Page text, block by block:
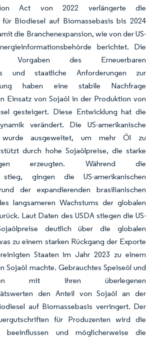
Act von 2022 verlängerte die
für Biodiesel auf Biomassebasis bis 2024
die Branchenexpansion, wie von der US-
berichtet. Die
Vorgaben des Erneuerbaren
und staatliche Anforderungen zur
haben eine stabile Nachfrage
Einsatz von Sojaöl in der Produktion von
gesteigert. Diese Entwicklung hat die
verändert. Die US-amerikanische
wurde ausgeweitet, um mehr Öl zu
durch hohe Sojaölpreise, die starke
erzeugten. Während die
stieg, gingen die US-amerikanischen
der expandierenden brasilianischen
langsameren Wachstums der globalen
Laut Daten des USDA stiegen die US-
deutlich über die globalen
zu einem starken Rückgang der Exporte
Staaten im Jahr 2023 zu einem
Sojaöl machte. Gebrauchtes Speiseöl und
mit ihren überlegenen
den Anteil von Sojaöl an der
auf Biomassebasis verringert. Der
für Produzenten wird die
beeinflussen und möglicherweise die